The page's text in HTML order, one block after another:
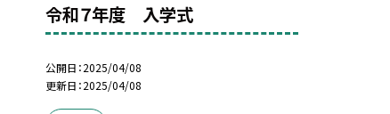
令和７年度 入学式
公開日 2025/04/08
更新日 2025/04/08